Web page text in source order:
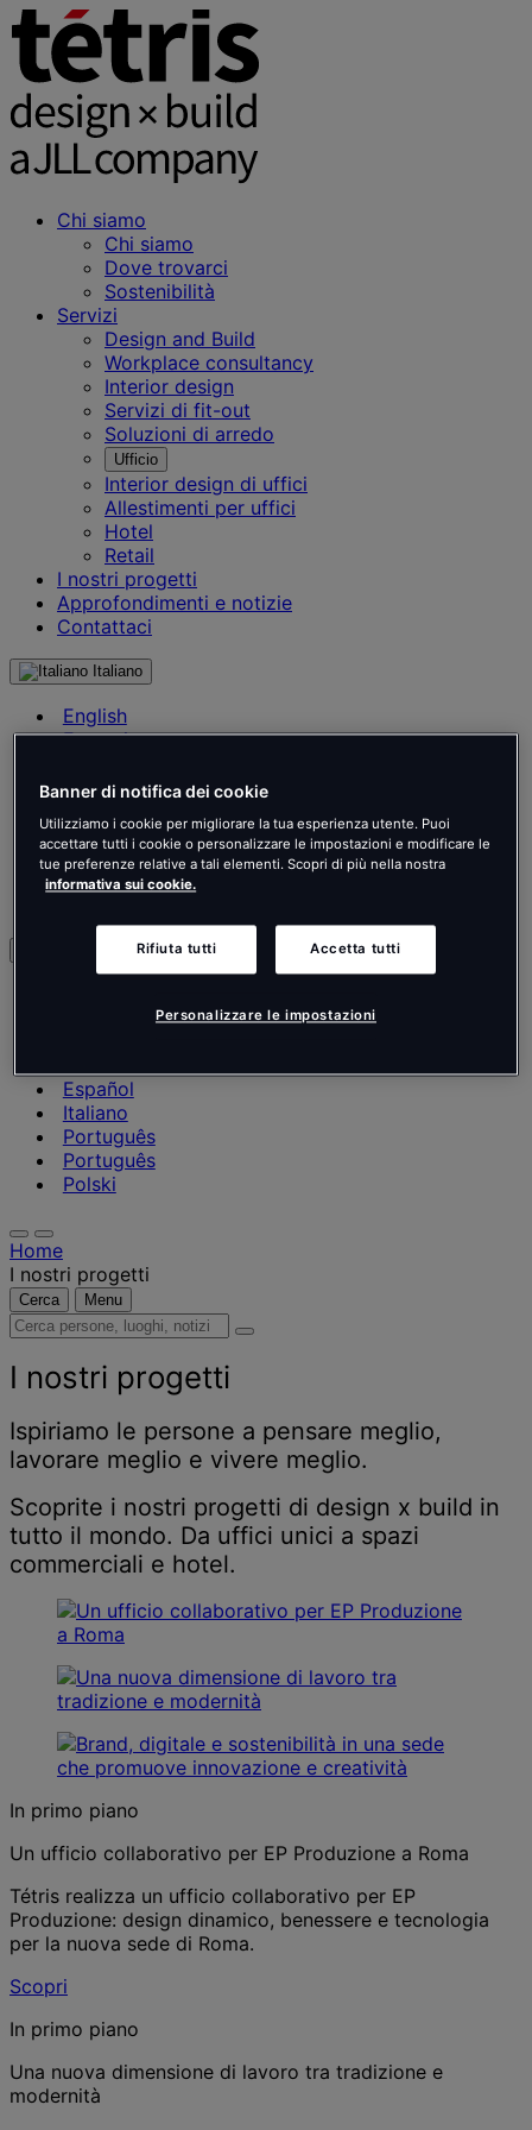
Chi siamo
Chi siamo
Dove trovarci
Sostenibilità
Servizi
Design and Build
Workplace consultancy
Interior design
Servizi di fit-out
Soluzioni di arredo
Ufficio
Interior design di uffici
Allestimenti per uffici
Hotel
Retail
I nostri progetti
Approfondimenti e notizie
Contattaci
Italiano
English
Français
Nederlands
Italiano
Português
Português
Español
Italiano
Português
Português
Polski
Home
I nostri progetti
Cerca Menu
Cerca
luoghi,
notizie
e
approfondimenti
I nostri progetti
Ispiriamo le persone a pensare meglio,
lavorare meglio e vivere meglio.
Scoprite i nostri progetti di design x build in
tutto il mondo. Da uffici unici a spazi
commerciali e hotel.
In primo piano
Un ufficio collaborativo per EP Produzione a Roma
Tétris realizza un ufficio collaborativo per EP
Produzione: design dinamico, benessere e tecnologia
per la nuova sede di Roma.
Scopri
In primo piano
Una nuova dimensione di lavoro tra tradizione e
modernità
Banner di notifica dei cookie
Utilizziamo i cookie per migliorare la tua esperienza utente. Puoi
accettare tutti i cookie o personalizzare le impostazioni e modificare le
tue preferenze relative a tali elementi. Scopri di più nella nostra
informativa sui cookie.
Rifiuta tutti Accetta tutti
Personalizzare le impostazioni